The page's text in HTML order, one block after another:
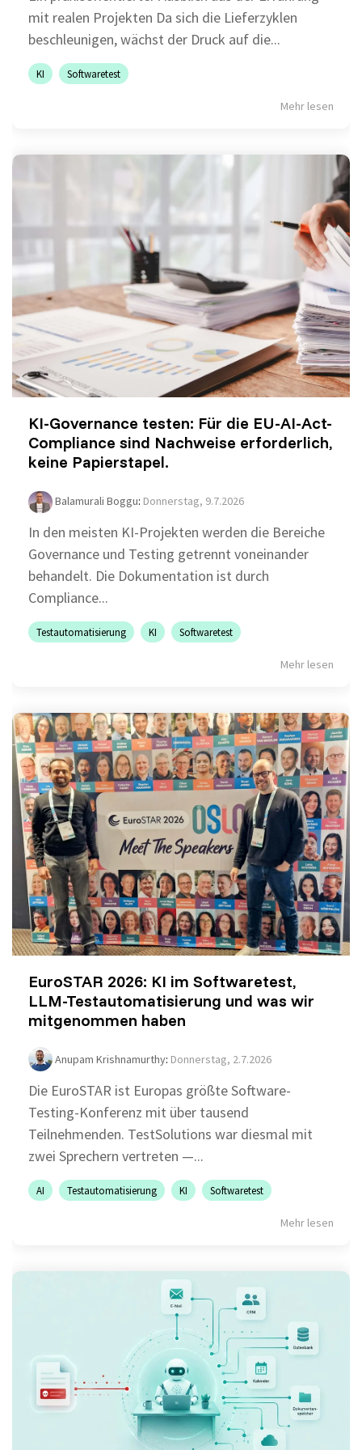
Grundlagen des Softwaretestens
Grundlagen der Testautomatisierung
Grundlagen IT-Sicherheitstests
Seminarthemen Trainingsformen
Inhouse
Seminare
Fragen
und
(FAQ)
mit realen Projekten Da sich die Lieferzyklen
beschleunigen, wächst der Druck auf die...
KI Softwaretest
Mehr lesen
KI-Governance testen: Für die EU-AI-Act-
Compliance sind Nachweise erforderlich,
keine Papierstapel.
Balamurali Boggu: Donnerstag, 9.7.2026
In den meisten KI-Projekten werden die Bereiche
Governance und Testing getrennt voneinander
behandelt. Die Dokumentation ist durch
Compliance...
Testautomatisierung KI Softwaretest
Mehr lesen
EuroSTAR 2026: KI im Softwaretest,
LLM-Testautomatisierung und was wir
mitgenommen haben
Anupam Krishnamurthy: Donnerstag, 2.7.2026
Die EuroSTAR ist Europas größte Software-
Testing-Konferenz mit über tausend
Teilnehmenden. TestSolutions war diesmal mit
zwei Sprechern vertreten —...
AI Testautomatisierung KI Softwaretest
Mehr lesen